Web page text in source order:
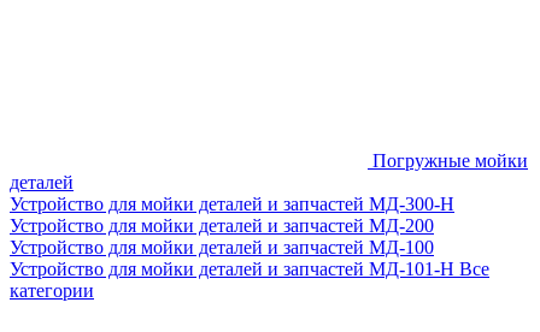
Погружные мойки
деталей
Устройство для мойки деталей и запчастей МД-300-H
Устройство для мойки деталей и запчастей МД-200
Устройство для мойки деталей и запчастей МД-100
Устройство для мойки деталей и запчастей МД-101-Н Все
категории